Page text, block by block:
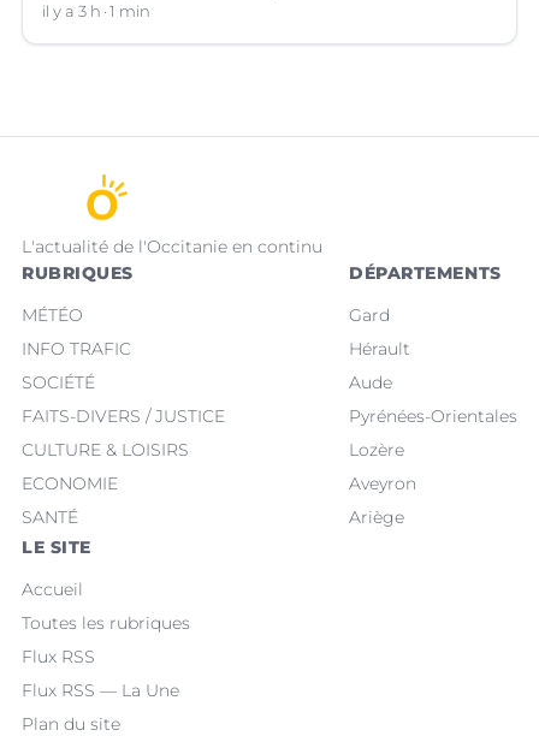
Villeneuve-lez-Avignon (Gard).
il y a 3 h 1 min
L'actualité de l'Occitanie en continu
RUBRIQUES
MÉTÉO
INFO TRAFIC
SOCIÉTÉ
FAITS-DIVERS / JUSTICE
CULTURE & LOISIRS
ECONOMIE
SANTÉ
DÉPARTEMENTS
Gard
Hérault
Aude
Pyrénées-Orientales
Lozère
Aveyron
Ariège
LE SITE
Accueil
Toutes les rubriques
Flux RSS
Flux RSS — La Une
Plan du site